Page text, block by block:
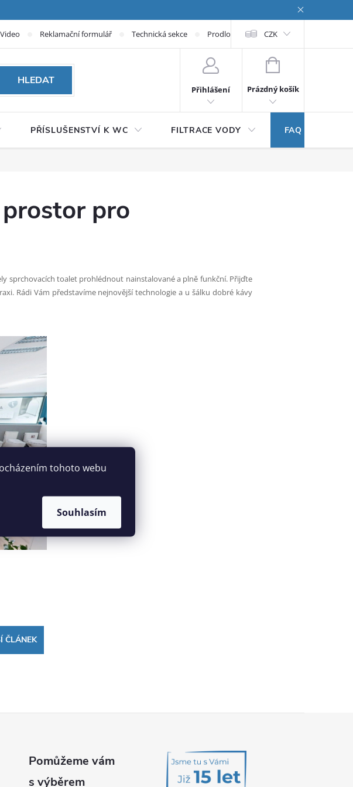
tohoto webu
Souhlasím
Video Reklamační formulář Technická sekce Prodloužená záruka
CZK
HLEDAT
Přihlášení
NÁKUPNÍ KOŠÍK
Prázdný košík
PŘÍSLUŠENSTVÍ K WC FILTRACE VODY FAQ
pro
sprchovacích toalet prohlédnout nainstalované a plně funkční. Přijďte
Rádi Vám představíme nejnovější technologie a u šálku dobré kávy
ČLÁNEK